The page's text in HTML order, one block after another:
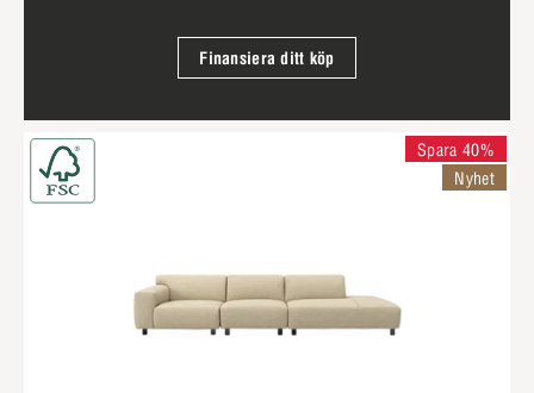
Finansiera ditt köp
Spara 40%
Nyhet